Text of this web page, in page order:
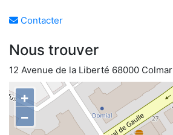
Contacter
Nous trouver
12 Avenue de la Liberté 68000 Colmar
+
−